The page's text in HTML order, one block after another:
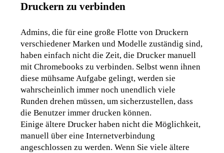
Druckern zu verbinden
Admins, die für eine große Flotte von Druckern
verschiedener Marken und Modelle zuständig sind,
haben einfach nicht die Zeit, die Drucker manuell
mit Chromebooks zu verbinden. Selbst wenn ihnen
diese mühsame Aufgabe gelingt, werden sie
wahrscheinlich immer noch unendlich viele
Runden drehen müssen, um sicherzustellen, dass
die Benutzer immer drucken können.
Einige ältere Drucker haben nicht die Möglichkeit,
manuell über eine Internetverbindung
angeschlossen zu werden. Wenn Sie viele ältere